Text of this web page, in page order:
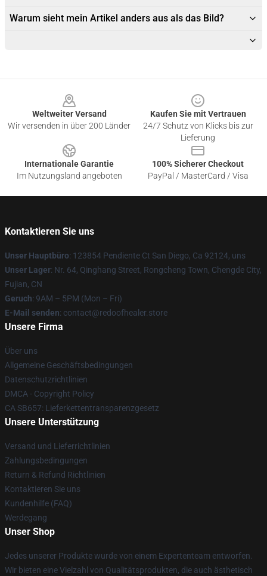
Warum sieht mein Artikel anders aus als das Bild?
Weltweiter Versand
Wir versenden in über 200 Länder
Kaufen Sie mit Vertrauen
24/7 Schutz von Klicks bis zur
Lieferung
Internationale Garantie
Im Nutzungsland angeboten
100% Sicherer Checkout
PayPal / MasterCard / Visa
Kontaktieren Sie uns
Unser Hauptbüro: 123854 Pendiente Ct San Diego, Ca 92124, uns
Unser Lager: Nr. 64, Qinghang Street, Rongcheng Town, Chengde City,
Fujian, CN
Geruch: 9AM – 5PM (Mon – Fri)
E-Mail senden: contact@redoofhealer.store
Unsere Firma
Über uns
Allgemeine Geschäftsbedingungen
Datenschutzrichtlinien
DMCA - Copyright Policy
CA SB657: Lieferkettentransparenzgesetz
Unsere Unterstützung
Versand und Lieferrichtlinien
Zahlungsbedingungen
Return & Refund Richtlinien
Kontaktieren Sie uns
Kundenhilfe (FAQ)
Werdegang
Unser Shop
Jedes unserer Produkte wurde von einem Expertenteam entworfen.
Wir bieten eine Vielzahl von Qualitätsprodukten, die auch ästhetisch